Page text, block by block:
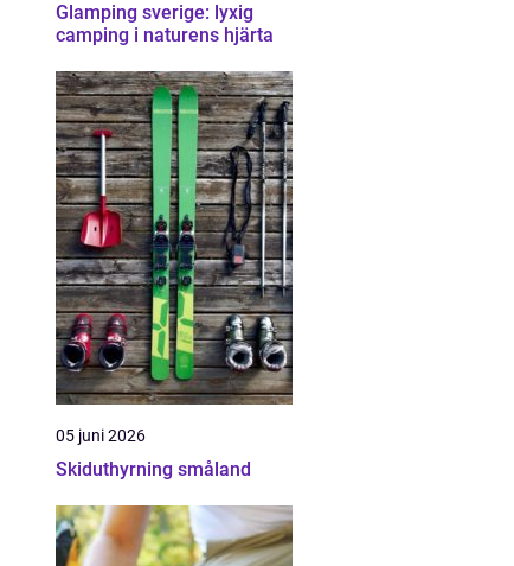
Glamping sverige: lyxig
camping i naturens hjärta
05 juni 2026
Skiduthyrning småland